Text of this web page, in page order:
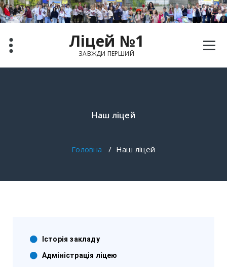
Ліцей №1
ЗАВЖДИ ПЕРШИЙ
Наш ліцей
Головна / Наш ліцей
Історія закладу
Адміністрація ліцею